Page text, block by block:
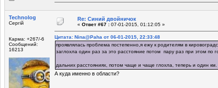
Technolog
Сергій
Карма: +267/-6
Сообщений:
16213
Re: Синий двойничок
« Ответ #67 : 07-01-2015, 01:12:05 »
Цитата: Nina@Paha от 06-01-2015, 22:33:48
проявлялась проблема постепенно,я ежу к родителям в
заглохла один раз за это расстояние потом пару раз при этом по
дальних расстояниях, потом чаще и чаще глохла, теперь и один
А куда именно в области?